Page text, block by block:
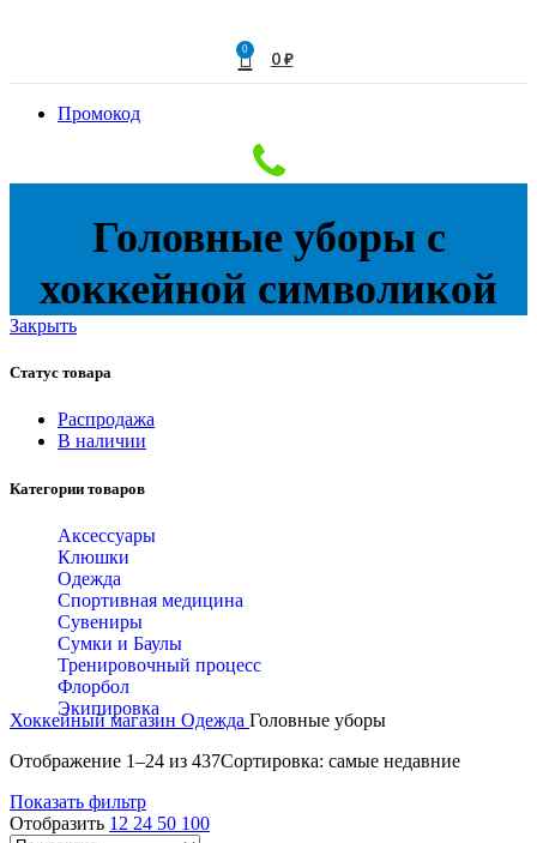
0 0₽
Промокод
Головные уборы с
хоккейной символикой
Закрыть
Статус товара
Распродажа
В наличии
Категории товаров
Аксессуары
Клюшки
Одежда
Спортивная медицина
Сувениры
Сумки и Баулы
Тренировочный процесс
Флорбол
Экипировка
Хоккейный магазин Одежда Головные уборы
Отображение 1–24 из 437Сортировка: самые недавние
Показать фильтр
Отобразить 12 24 50 100